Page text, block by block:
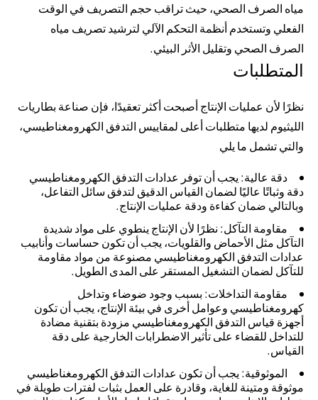
مياه الصرف الصحي، حيث تراقب حجم التصريف في الوقت
الفعلي وتستخدم أنظمة التحكم الآلي لترشيد تصريف مياه
الصرف الصحي وتقليل الأثر البيئي.
المتطلبات
نظرًا لأن عمليات الإنتاج أصبحت أكثر تعقيدًا، فإن صناعة بطاريات
الليثيوم لديها متطلبات أعلى لمقاييس التدفق الكهرومغناطيسي،
والتي تشمل ما يلي
دقة عالية: يجب أن توفر عدادات التدفق الكهرومغناطيسي
دقة وثباتًا عاليًا لضمان القياس الدقيق لتدفق سائل التفاعل،
وبالتالي ضمان كفاءة ودقة عمليات الإنتاج.
مقاومة التآكل: نظرًا لأن الإنتاج ينطوي على مواد شديدة
التآكل مثل الأحماض والقلويات، يجب أن تكون حساسات وأنابيب
عدادات التدفق الكهرومغناطيسي مصنوعة من مواد مقاومة
للتآكل لضمان التشغيل المستقر على المدى الطويل.
مقاومة التداخلات: بسبب وجود ضوضاء وتداخل
كهرومغناطيسي وعوامل أخرى في بيئة الإنتاج، يجب أن تكون
أجهزة قياس التدفق الكهرومغناطيسي مزودة بتقنية مضادة
للتداخل للقضاء على تأثير الاضطرابات الخارجية على دقة
القياس.
الموثوقية: يجب أن تكون عدادات التدفق الكهرومغناطيسي
موثوقة ومتينة للغاية، وقادرة على العمل بثبات لفترات طويلة في